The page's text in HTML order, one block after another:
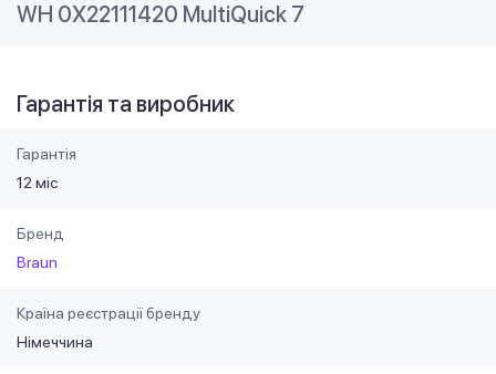
WH 0X22111420 MultiQuick 7
Гарантія та виробник
Гарантія
12 міс
Бренд
Braun
Країна реєстрації бренду
Німеччина